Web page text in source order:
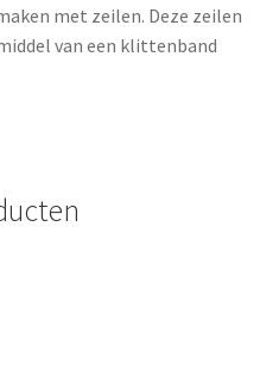
met zeilen. Deze zeilen
van een klittenband